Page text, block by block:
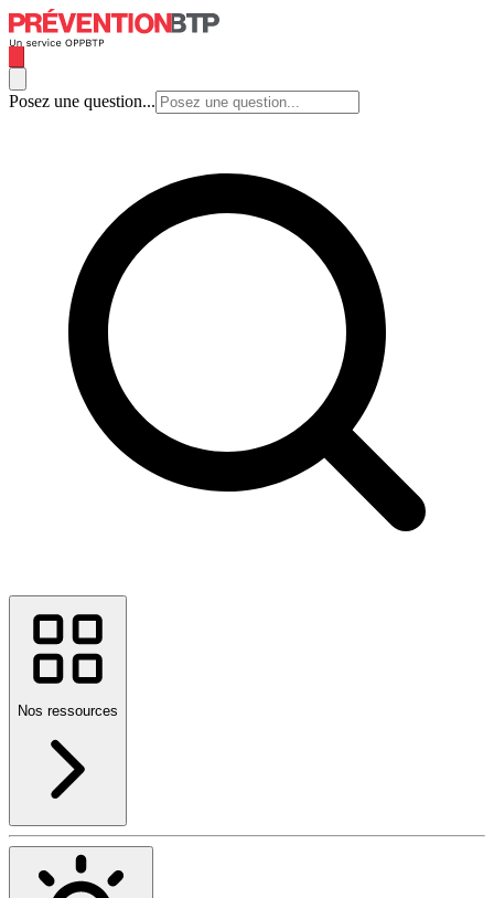
Posez une question...
Nos ressources